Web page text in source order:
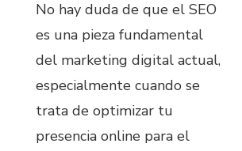
No hay duda de que el SEO
es una pieza fundamental
del marketing digital actual,
especialmente cuando se
trata de optimizar tu
presencia online para el